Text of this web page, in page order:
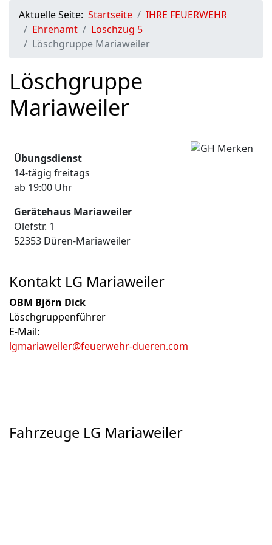
Aktuelle Seite: Startseite
IHRE FEUERWEHR
Ehrenamt
Löschzug 5
Löschgruppe Mariaweiler
Löschgruppe
Mariaweiler
Übungsdienst
14-tägig freitags
ab 19:00 Uhr
Gerätehaus Mariaweiler
Olefstr. 1
52353 Düren-Mariaweiler
Kontakt LG Mariaweiler
OBM Björn Dick
Löschgruppenführer
E-Mail:
lgmariaweiler@feuerwehr-dueren.com
Fahrzeuge LG Mariaweiler